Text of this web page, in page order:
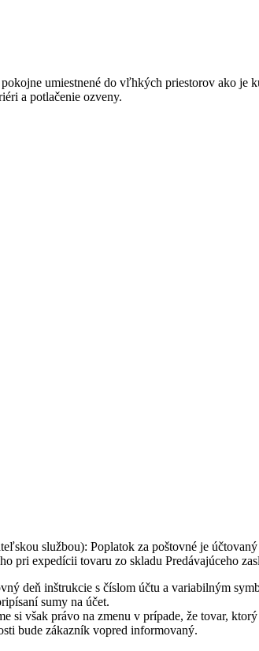
umiestnené do vľhkých priestorov ako je
a potlačenie ozveny.
službou): Poplatok za poštovné je
pri expedícii tovaru zo skladu Predávajúceho
deň inštrukcie s číslom účtu a variabilným
sumy na účet.
si však právo na zmenu v prípade, že tovar,
bude zákazník vopred informovaný.